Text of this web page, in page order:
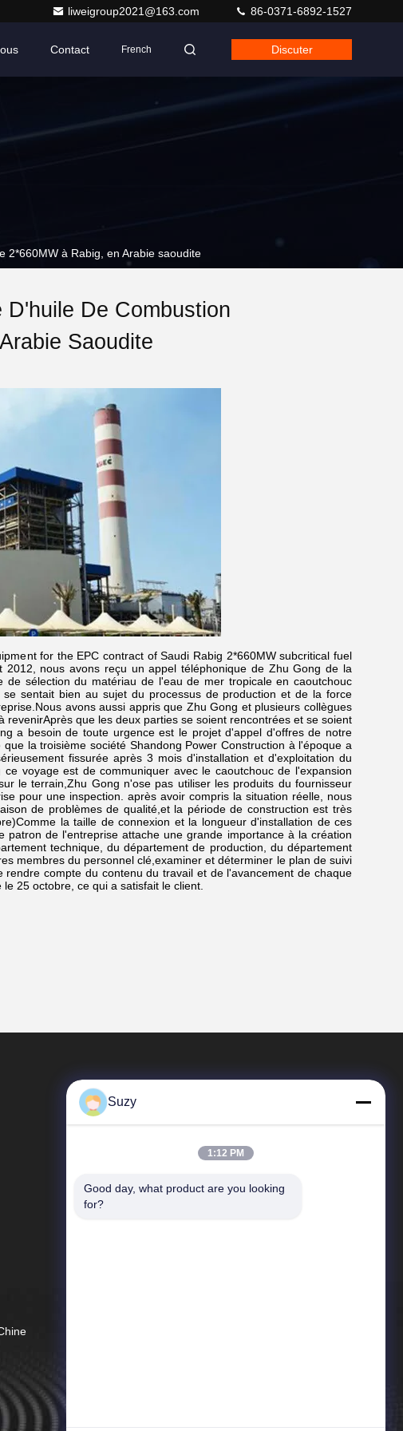
liweigroup2021@163.com 86-0371-6892-1527
Contact French Discuter
2*660MW à Rabig, en Arabie saoudite
De Combustion
Saoudite
for the EPC contract of Saudi Rabig 2*660MW subcritical fuel
nous avons reçu un appel téléphonique de Zhu Gong de la
sélection du matériau de l'eau de mer tropicale en caoutchouc
sentait bien au sujet du processus de production et de la force
avons aussi appris que Zhu Gong et plusieurs collègues
que les deux parties se soient rencontrées et se soient
a besoin de toute urgence est le projet d'appel d'offres de notre
la troisième société Shandong Power Construction à l'époque a
fissurée après 3 mois d'installation et d'exploitation du
voyage est de communiquer avec le caoutchouc de l'expansion
le terrain,Zhu Gong n'ose pas utiliser les produits du fournisseur
pour une inspection. après avoir compris la situation réelle, nous
de problèmes de qualité,et la période de construction est très
la taille de connexion et la longueur d'installation de ces
de l'entreprise attache une grande importance à la création
technique, du département de production, du département
membres du personnel clé,examiner et déterminer le plan de suivi
compte du contenu du travail et de l'avancement de chaque
25 octobre, ce qui a satisfait le client.
Liens Rapides
Suzy
1:12 PM
Good day, what product are you looking
for?